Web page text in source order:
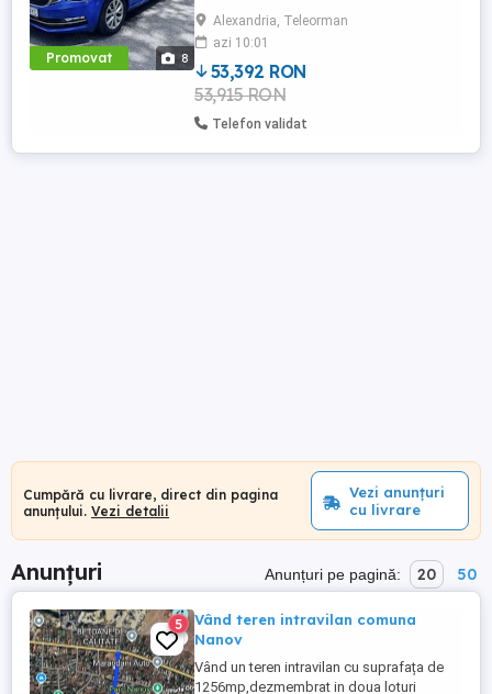
Promovat 8
schimbată acum 30.000 km în
reprezentanță Fără erori, fără probleme
tehnice, disponibilă pentru verificare RAR
sau service Rulaj real ...
Alexandria, Teleorman
azi 10:01
53,392 RON
53,915 RON
Telefon validat
Cumpără cu livrare, direct din pagina
anunțului. Vezi detalii
Vezi anunțuri
cu livrare
Anunțuri Anunțuri pe pagină: 20 50
5
Vând teren intravilan comuna
Nanov
Vând un teren intravilan cu suprafața de
1256mp,dezmembrat in doua loturi